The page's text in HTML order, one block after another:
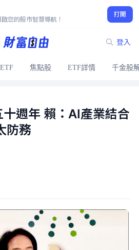
您的股市智慧導航！
打開
登入
ETF 焦點股 ETF詳情 千金股
週年 賴：AI產業結合
防務